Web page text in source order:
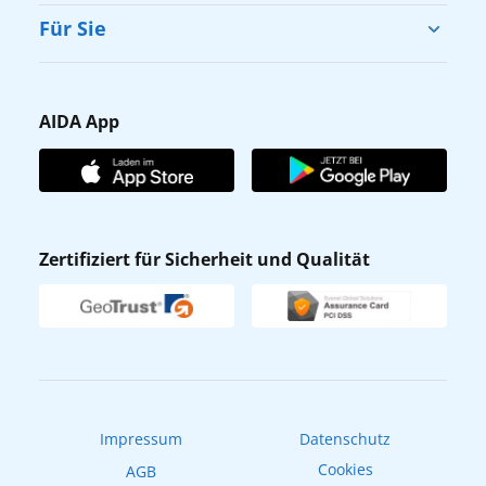
Cruise & Help
Karriere
Affiliateprogramm
Verhaltens- & Ethikkodex
Newsletter
Für Sie
Gästefragebogen
AIDA Club
AIDA App
AIDA App
Zertifiziert für Sicherheit und Qualität
Impressum
Datenschutz
AGB
Cookies